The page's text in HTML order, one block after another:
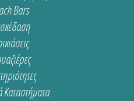
Bars
Καταστήματα